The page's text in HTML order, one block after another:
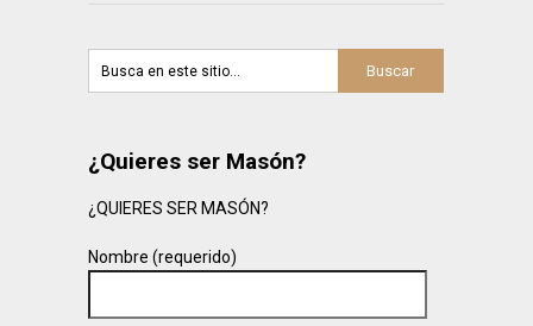
¿Quieres ser Masón?
¿QUIERES SER MASÓN?
Nombre (requerido)